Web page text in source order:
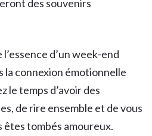
des souvenirs
l’essence d’un week-end
la connexion émotionnelle
le temps d’avoir des
de rire ensemble et de vous
tombés amoureux.